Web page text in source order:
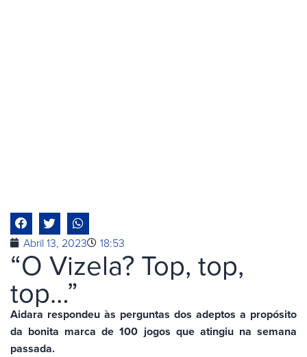
Abril 13, 2023 18:53
“O Vizela? Top, top,
top…”
Aidara respondeu às perguntas dos adeptos a propósito
da bonita marca de 100 jogos que atingiu na semana
passada.